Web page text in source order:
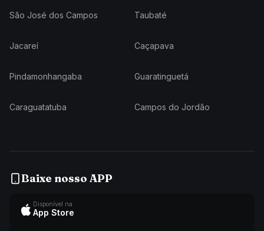
São José dos Campos Taubaté
Jacareí Caçapava
Pindamonhangaba Guaratinguetá
Caraguatatuba Campos do Jordão
Baixe nosso APP
Disponível na
App Store